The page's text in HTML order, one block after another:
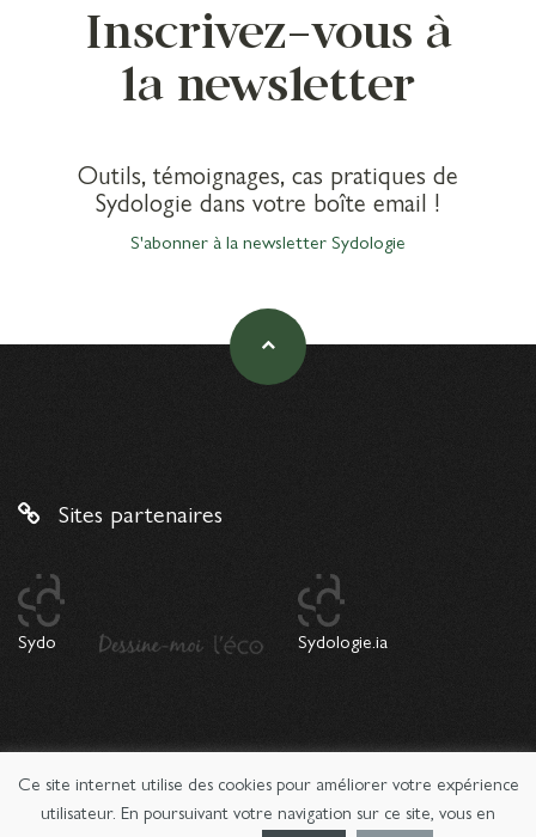
Inscrivez-vous à
la newsletter
Outils, témoignages, cas pratiques de
Sydologie dans votre boîte email !
S'abonner à la newsletter Sydologie
Sites partenaires
Sydo Sydologie.ia
© 2026 Copyright Sydologie. Le magazine de l'innovation
pédagogique -Mentions légales
Ce site internet utilise des cookies pour améliorer votre expérience
utilisateur. En poursuivant votre navigation sur ce site, vous en